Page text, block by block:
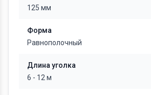
125 мм
Форма
Равнополочный
Длина уголка
6 - 12 м